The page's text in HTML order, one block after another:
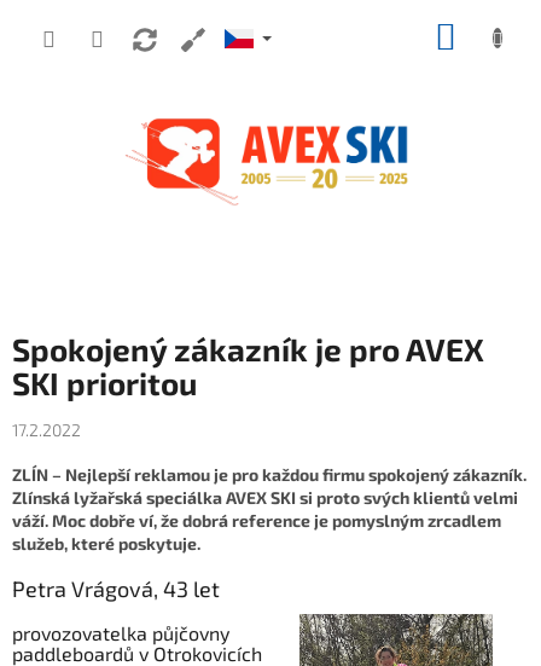
Spokojený zákazník je pro AVEX
SKI prioritou
17.2.2022
ZLÍN – Nejlepší reklamou je pro každou firmu spokojený zákazník.
Zlínská lyžařská speciálka AVEX SKI si proto svých klientů velmi
váží. Moc dobře ví, že dobrá reference je pomyslným zrcadlem
služeb, které poskytuje.
Petra Vrágová, 43 let
provozovatelka půjčovny
paddleboardů v Otrokovicích